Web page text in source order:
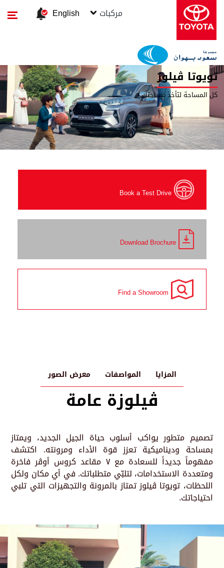
مركبات English
تويوتا ڤيلوز
كل المساحة لتأخذ مساحتك
Book a Test Drive
Download Brochure
Find a Showroom
المزايا المواصفات معرض الصور
ڤيلوزة عامة
تصميم متطور يواكب أسلوب حياة الجيل الجديد، ويمتاز
بمساحة وديناميكية تعزز قوة الأداء ومرونته. اكتشف
مفهوماً جديداً للسعادة مع ٧ مقاعد كروس أوڤر فاخرة
ومتعددة الاستخدامات، لتلبّي متطلباتك. في أي مكان ولكل
اللحظات، تويوتا ڤيلوز تمتاز بالمرونة والتجهيزات التي تلبي
احتياجاتك.